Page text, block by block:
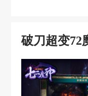
破刀超变72